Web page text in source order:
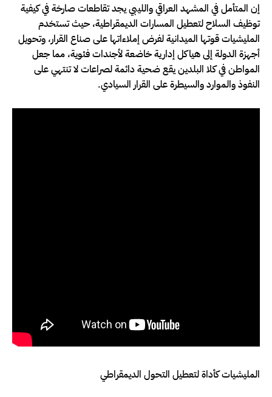
إن المتأمل في المشهد العراقي والليبي يجد تقاطعات صارخة في كيفية
توظيف السلاح لتعطيل المسارات الديمقراطية، حيث تستخدم
المليشيات قوتها الميدانية لفرض إملاءاتها على صناع القرار، وتحويل
أجهزة الدولة إلى هياكل إدارية خاضعة لأجندات فئوية، مما جعل
المواطن في كلا البلدين يقع ضحية دائمة لصراعات لا تنتهي على
النفوذ والموارد والسيطرة على القرار السيادي.
المليشيات كأداة لتعطيل التحول الديمقراطي